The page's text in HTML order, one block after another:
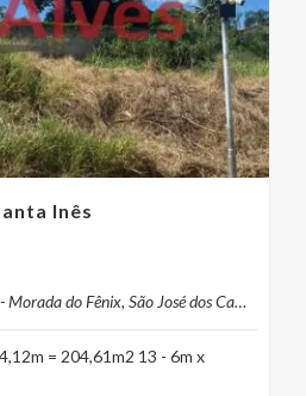
Inês
do Fênix, São José dos Campos - SP, Brasil
= 204,61m2 13 - 6m x